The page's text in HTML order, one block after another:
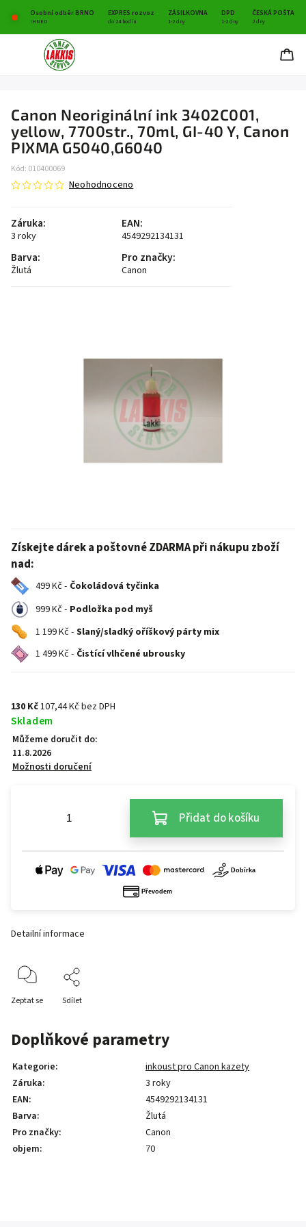
Osobní odběr BRNO EXPRES rozvoz ZÁSILKOVNA DPD ČESKÁ POŠTA
IHNED do 24 hodin 1-2 dny 1-2 dny 2 dny
Canon Neoriginální ink 3402C001,
yellow, 7700str., 70ml, GI-40 Y, Canon
PIXMA G5040,G6040
Kód: 010400069
Neohodnoceno
Záruka:
3 roky
EAN:
4549292134131
Barva:
Žlutá
Pro značky:
Canon
Získejte dárek a poštovné ZDARMA při nákupu zboží
nad:
499 Kč - Čokoládová tyčinka
999 Kč - Podložka pod myš
1 199 Kč - Slaný/sladký oříškový párty mix
1 499 Kč - Čistící vlhčené ubrousky
130 Kč107,44 Kč bez DPH
Skladem
Můžeme doručit do:
11.8.2026
Možnosti doručení
Přidat do košíku
Detailní informace
Zeptat se Sdílet
Doplňkové parametry
Kategorie:
inkoust pro Canon kazety
Záruka:
3 roky
EAN:
4549292134131
Barva:
Žlutá
Pro značky:
Canon
objem: 70